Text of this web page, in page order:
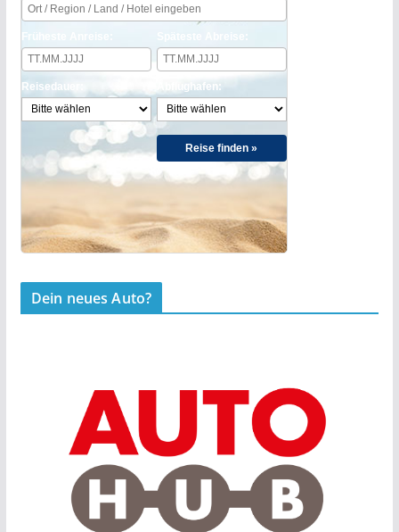
Früheste Anreise:
Reisedauer:
Späteste Abreise:
Abflughafen:
Reise finden »
Dein neues Auto?